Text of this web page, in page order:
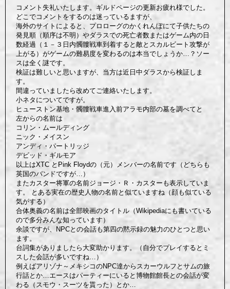
コメント失礼いたします。ギルドページの更新お疲れ様でした。
どこでコメントをするのは迷っているますが、
海外のサイトによると、プロローグのかくれんぼにて子供たちの
発見順（順序は不明）やダラスでの死亡者数またはゲーム内の日
数経過（１－３日内髑髏戦車到着すると敵とスカルビート攻撃が
上がる）がゲームの難易度を変わるのは本当でしょうか…？ソー
スは全く謎です。
検証は難しいと思いますが、当方は近日中ダラスから検証しま
す。
間違っていましたら改めてご連絡いたします。
小ネタについてですが。
ヒューストン基地・髑髏戦車進入前アラモ内部の墓を調べてと
左からの名前は
コリン・ムールディング
ニック・メイスン
アンディ・パートリッジ
デビッド・ギルモア
以上はXTC とPink Floydの（元）メンバーの名前です（どちらも
英国のバンドですが…）
またカスター将軍の名前ジョージ・Ｒ・カスターも表示していま
す。 とある実在の歴史人物の名前と似ていますね（顔も似ている
気がする）
合体奥義の名前は全部映画のタイトル（Wikipediaにも書いている
ので多分みんな知っています）
余談ですが、NPCとの会話も第四の黙示録の魅力のひとつと思い
ます。
台詞集がありましたら大変助かります。（自分でプレイするとミ
スした会話が多いですね…）
例えばアリゾナ～メキシコのNPC達からスカーウルフとサムの旅
行話とか…エースはパーティーにいると博物館館長との会話が変
わる（スモウ・スーツを貰った）とか…